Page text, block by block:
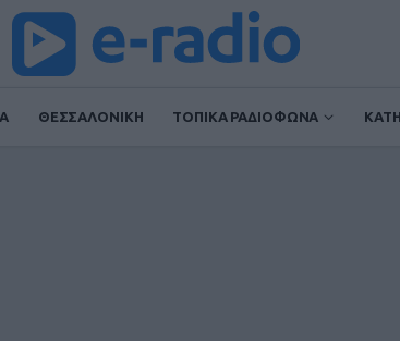
ΘΕΣΣΑΛΟΝΙΚΗ ΤΟΠΙΚΑ ΡΑΔΙΟΦΩΝΑ